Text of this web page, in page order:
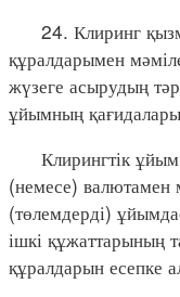
24. Клиринг
құралдарымен
жүзеге асырудың
ұйымның
Клирингтік ұйым
(немесе)
(төлемдерді)
ішкі құжаттарының
құралдарын есепке